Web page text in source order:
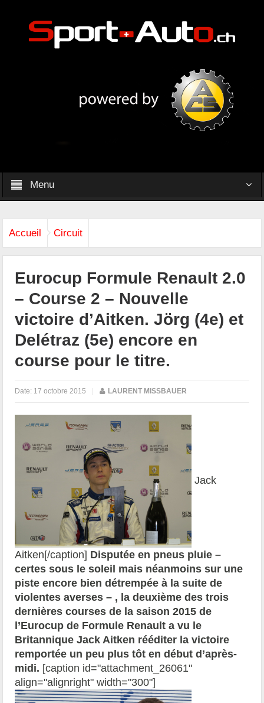
Menu
Accueil Circuit
Eurocup Formule Renault 2.0
– Course 2 – Nouvelle
victoire d’Aitken. Jörg (4e) et
Delétraz (5e) encore en
course pour le titre.
Date: 17 octobre 2015 | LAURENT MISSBAUER
Jack
Aitken[/caption] Disputée en pneus pluie –
certes sous le soleil mais néanmoins sur une
piste encore bien détrempée à la suite de
violentes averses – , la deuxième des trois
dernières courses de la saison 2015 de
l’Eurocup de Formule Renault a vu le
Britannique Jack Aitken rééditer la victoire
remportée un peu plus tôt en début d’après-
midi. [caption id="attachment_26061"
align="alignright" width="300"]